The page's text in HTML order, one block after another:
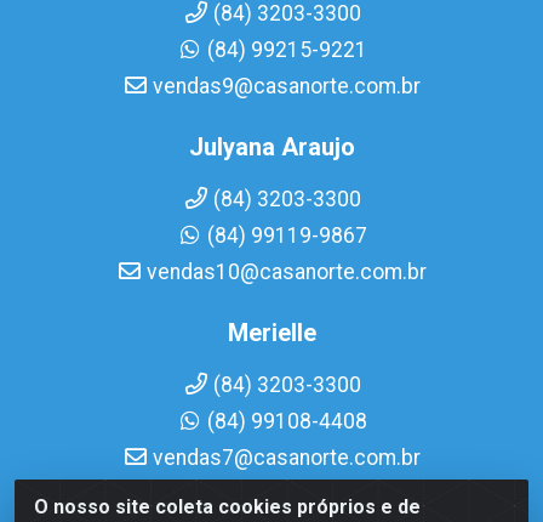
O nosso site coleta cookies próprios e de
(84) 3203-3300
(84) 99215-9221
vendas9@casanorte.com.br
Julyana Araujo
(84) 3203-3300
(84) 99119-9867
vendas10@casanorte.com.br
Merielle
(84) 3203-3300
(84) 99108-4408
vendas7@casanorte.com.br